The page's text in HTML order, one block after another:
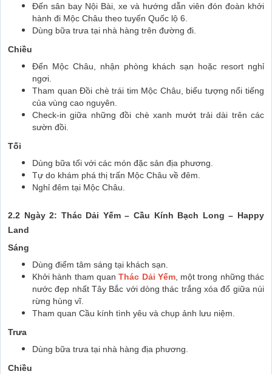
Đến sân bay Nội Bài, xe và hướng dẫn viên đón đoàn khởi
hành đi Mộc Châu theo tuyến Quốc lộ 6.
Dùng bữa trưa tại nhà hàng trên đường đi.
Chiều
Đến Mộc Châu, nhận phòng khách sạn hoặc resort nghỉ
ngơi.
Tham quan Đồi chè trái tim Mộc Châu, biểu tượng nổi tiếng
của vùng cao nguyên.
Check-in giữa những đồi chè xanh mướt trải dài trên các
sườn đồi.
Tối
Dùng bữa tối với các món đặc sản địa phương.
Tự do khám phá thị trấn Mộc Châu về đêm.
Nghỉ đêm tại Mộc Châu.
2.2 Ngày 2: Thác Dải Yếm – Cầu Kính Bạch Long – Happy
Land
Sáng
Dùng điểm tâm sáng tại khách sạn.
Khởi hành tham quanThác Dải Yếm, một trong những thác
nước đẹp nhất Tây Bắc với dòng thác trắng xóa đổ giữa núi
rừng hùng vĩ.
Tham quan Cầu kính tình yêu và chụp ảnh lưu niệm.
Trưa
Dùng bữa trưa tại nhà hàng địa phương.
Chiều